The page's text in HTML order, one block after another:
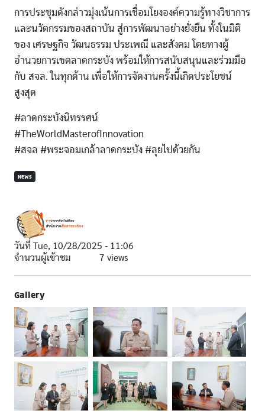
การประชุมดังกล่าวมุ่งเน้นการเชื่อมโยงองค์ความรู้ทางวิชาการ
และนวัตกรรมของสถาบัน สู่การพัฒนาอย่างยั่งยืน ทั้งในมิติ
ของ เศรษฐกิจ วัฒนธรรม ประเพณี และสังคม โดยทางผู้
อำนวยการเขตลาดกระบัง พร้อมให้การสนับสนุนและร่วมมือ
กับ สจล. ในทุกด้าน เพื่อให้การจัดงานครั้งนี้เกิดประโยชน์
สูงสุด
#ลาดกระบังนิทรรศน์
#TheWorldMasterofInnovation
#สจล #พระจอมเกล้าลาดกระบัง #ลุยไปด้วยกัน
NEWS
วันที่ Tue, 10/28/2025 - 11:06
จำนวนผู้เข้าชม
7 views
Gallery